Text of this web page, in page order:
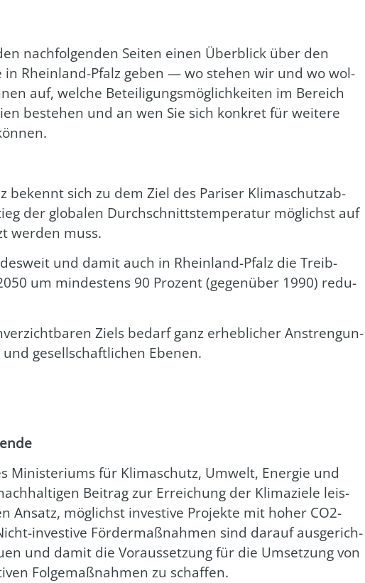
nach­fol­gen­den Sei­ten einen Über­blick über den
in Rhein­land-Pfalz geben — wo ste­hen wir und wo wol­
auf, wel­che Betei­li­gungs­mög­lich­kei­ten im Bereich
bestehen und an wen Sie sich kon­kret für wei­te­re
bekennt sich zu dem Ziel des Pari­ser Kli­ma­schutz­ab­
der glo­ba­len Durch­schnitts­tem­pe­ra­tur mög­lichst auf
wer­den muss.
und damit auch in Rhein­land-Pfalz die Treib­
um min­des­tens 90 Pro­zent (gegen­über 1990) redu­
Ziels bedarf ganz erheb­li­cher Anstren­gun­
gesell­schaft­li­chen Ebe­nen.
Minis­te­ri­ums für Kli­ma­schutz, Umwelt, Ener­gie und
Bei­trag zur Errei­chung der Kli­ma­zie­le leis­
Ansatz, mög­lichst inves­ti­ve Pro­jek­te mit hoher CO2-
inves­ti­ve För­der­maß­nah­men sind dar­auf aus­ge­rich­
und damit die Vor­aus­set­zung für die Umset­zung von
Fol­ge­maß­nah­men zu schaf­fen.